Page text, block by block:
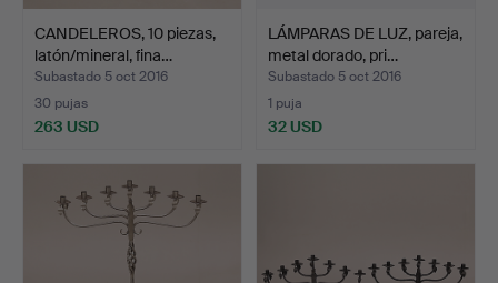
CANDELEROS, 10 piezas,
latón/mineral, fina…
Subastado 5 oct 2016
30 pujas
263 USD
LÁMPARAS DE LUZ, pareja,
metal dorado, pri…
Subastado 5 oct 2016
1 puja
32 USD